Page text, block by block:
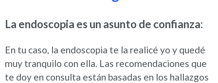
La endoscopia es un asunto de confianza:
En tu caso, la endoscopia te la realicé yo y quedé
muy tranquilo con ella. Las recomendaciones que
te doy en consulta están basadas en los hallazgos